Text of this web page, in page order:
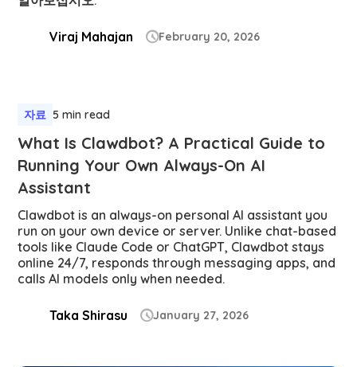
Viraj Mahajan February 20, 2026
자료 5 min read
What Is Clawdbot? A Practical Guide to
Running Your Own Always-On AI
Assistant
Clawdbot is an always-on personal AI assistant you
run on your own device or server. Unlike chat-based
tools like Claude Code or ChatGPT, Clawdbot stays
online 24/7, responds through messaging apps, and
calls AI models only when needed.
Taka Shirasu January 27, 2026